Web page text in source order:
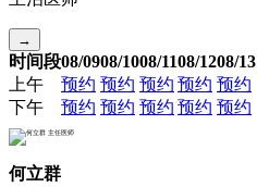
→
时间段08/0908/1008/1108/1208/13
上午
预约 预约 预约 预约 预约
下午
预约 预约 预约 预约 预约
何立群